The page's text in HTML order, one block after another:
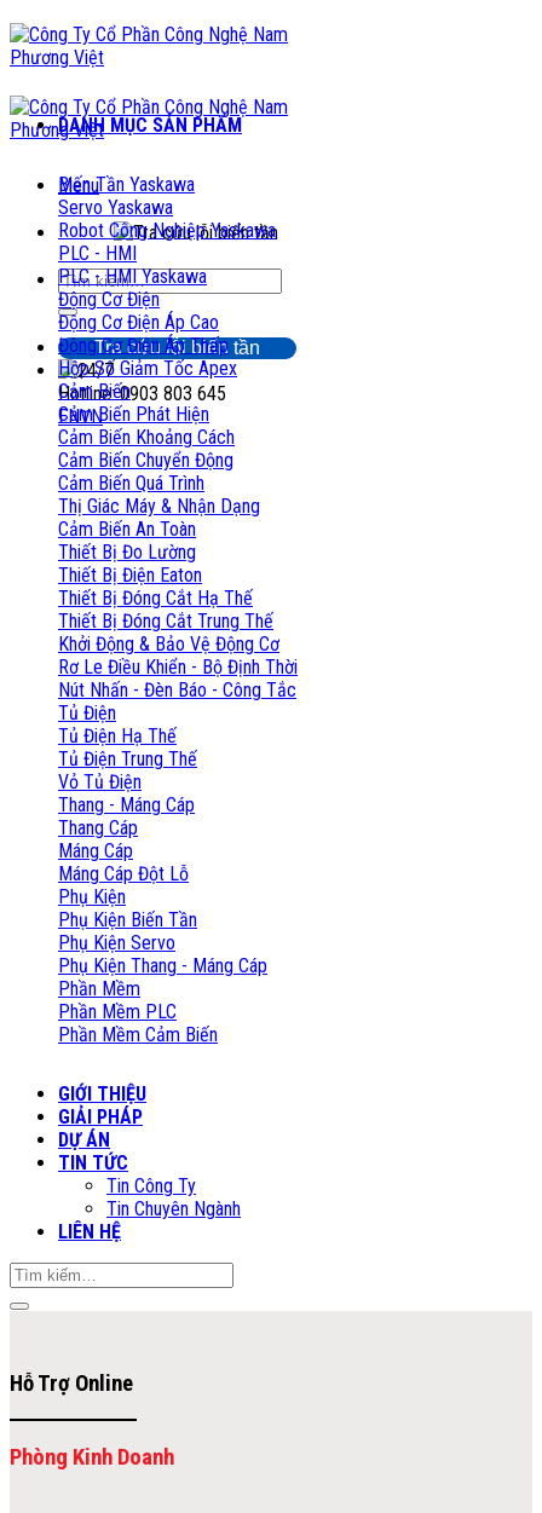
Chuyển
đến
nội
Menu
Tìm
kiếm:
Tra cứu lỗi biến tần
Hotline: 0903 803 645
ENVN
DANH MỤC SẢN PHẨM
Biến Tần Yaskawa
Servo Yaskawa
Robot Công Nghiệp Yaskawa
PLC - HMI
PLC - HMI Yaskawa
Động Cơ Điện
Động Cơ Điện Áp Cao
Động Cơ Điện Áp Thấp
Hộp Số Giảm Tốc Apex
Cảm Biến
Cảm Biến Phát Hiện
Cảm Biến Khoảng Cách
Cảm Biến Chuyển Động
Cảm Biến Quá Trình
Thị Giác Máy & Nhận Dạng
Cảm Biến An Toàn
Thiết Bị Đo Lường
Thiết Bị Điện Eaton
Thiết Bị Đóng Cắt Hạ Thế
Thiết Bị Đóng Cắt Trung Thế
Khởi Động & Bảo Vệ Động Cơ
Rơ Le Điều Khiển - Bộ Định Thời
Nút Nhấn - Đèn Báo - Công Tắc
Tủ Điện
Tủ Điện Hạ Thế
Tủ Điện Trung Thế
Vỏ Tủ Điện
Thang - Máng Cáp
Thang Cáp
Máng Cáp
Máng Cáp Đột Lỗ
Phụ Kiện
Phụ Kiện Biến Tần
Phụ Kiện Servo
Phụ Kiện Thang - Máng Cáp
Phần Mềm
Phần Mềm PLC
Phần Mềm Cảm Biến
GIỚI THIỆU
GIẢI PHÁP
DỰ ÁN
TIN TỨC
Tin Công Ty
Tin Chuyên Ngành
LIÊN HỆ
Tìm
kiếm:
Hỗ Trợ Online
Phòng Kinh Doanh